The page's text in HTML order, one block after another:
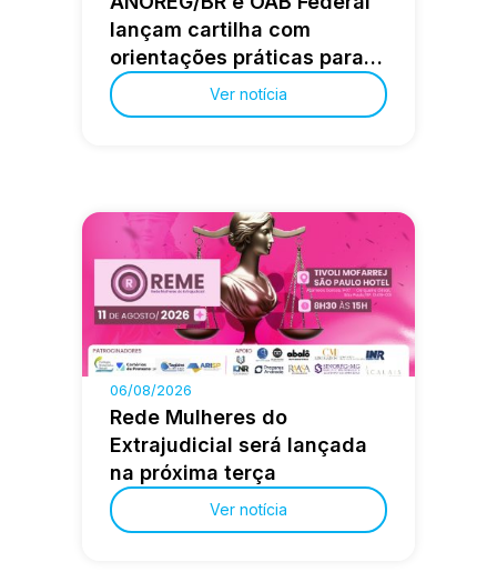
lançam cartilha com
orientações práticas para a
advocacia extrajudicial
Ver notícia
06/08/2026
Rede Mulheres do
Extrajudicial será lançada
na próxima terça
Ver notícia